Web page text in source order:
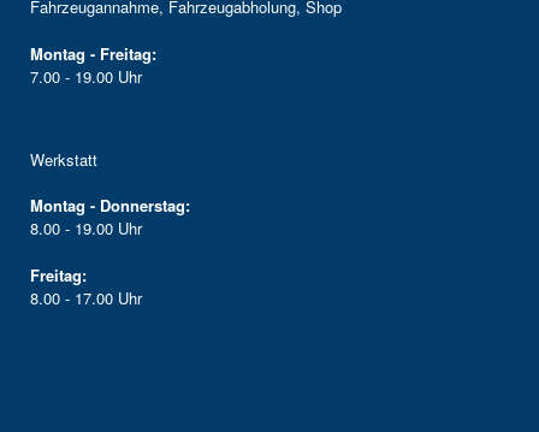
Fahrzeugannahme, Fahrzeugabholung, Shop
Montag - Freitag:
7.00 - 19.00 Uhr
Werkstatt
Montag - Donnerstag:
8.00 - 19.00 Uhr
Freitag:
8.00 - 17.00 Uhr